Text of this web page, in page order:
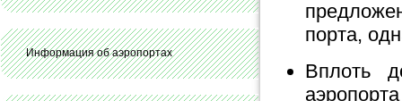
порта,
Вплоть
Информация об аэропортах